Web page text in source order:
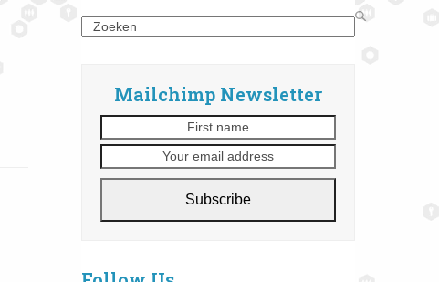
Search
Mailchimp Newsletter
name
email
Subscribe